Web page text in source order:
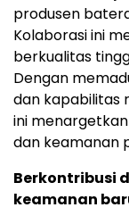
produsen
Kolaborasi ini
berkualitas
Dengan
dan kapabilitas
ini
dan keamanan
Berkontribusi
keamanan